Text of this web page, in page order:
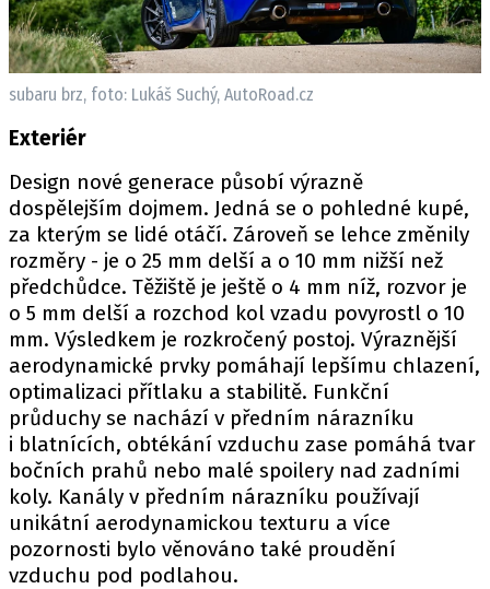
subaru brz, foto: Lukáš Suchý, AutoRoad.cz
Exteriér
Design nové generace působí výrazně
dospělejším dojmem. Jedná se o pohledné kupé,
za kterým se lidé otáčí. Zároveň se lehce změnily
rozměry - je o 25 mm delší a o 10 mm nižší než
předchůdce. Těžiště je ještě o 4 mm níž, rozvor je
o 5 mm delší a rozchod kol vzadu povyrostl o 10
mm. Výsledkem je rozkročený postoj. Výraznější
aerodynamické prvky pomáhají lepšímu chlazení,
optimalizaci přítlaku a stabilitě. Funkční
průduchy se nachází v předním nárazníku
i blatnících, obtékání vzduchu zase pomáhá tvar
bočních prahů nebo malé spoilery nad zadními
koly. Kanály v předním nárazníku používají
unikátní aerodynamickou texturu a více
pozornosti bylo věnováno také proudění
vzduchu pod podlahou.